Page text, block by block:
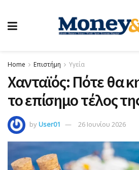
Home Επιστήμη Υγεία
Χανταϊός: Πότε θα
το επίσημο τέλος
byUser01 26 Ιουνίου 2026